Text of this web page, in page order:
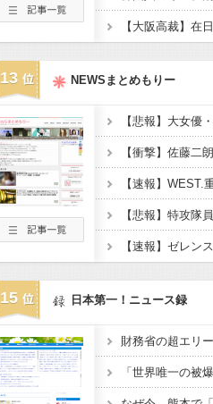
13 NEWSまとめもりー
15 日本第一！ニュース録